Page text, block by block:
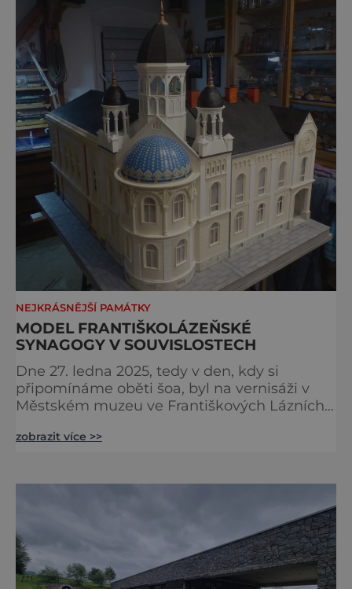
NEJKRÁSNĚJŠÍ PAMÁTKY
MODEL FRANTIŠKOLÁZEŇSKÉ
SYNAGOGY V SOUVISLOSTECH
Dne 27. ledna 2025, tedy v den, kdy si
připomínáme oběti šoa, byl na vernisáži v
Městském muzeu ve Františkových Lázních
nacisty zničena v roce 1938. Do lázeňského
některé události spojené s touto významnou
zobrazit více >>